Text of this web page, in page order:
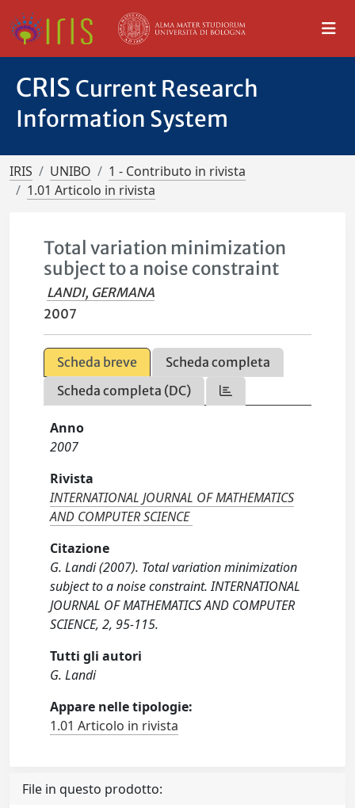
CRIS Current Research
Information System
IRIS UNIBO
1 - Contributo in rivista
1.01 Articolo in rivista
Total variation minimization
subject to a noise constraint
LANDI, GERMANA
2007
Scheda breve
Scheda completa
Scheda completa (DC)
Anno
2007
Rivista
INTERNATIONAL JOURNAL OF MATHEMATICS
AND COMPUTER SCIENCE
Citazione
G. Landi (2007). Total variation minimization
subject to a noise constraint. INTERNATIONAL
JOURNAL OF MATHEMATICS AND COMPUTER
SCIENCE, 2, 95-115.
Tutti gli autori
G. Landi
Appare nelle tipologie:
1.01 Articolo in rivista
File in questo prodotto: